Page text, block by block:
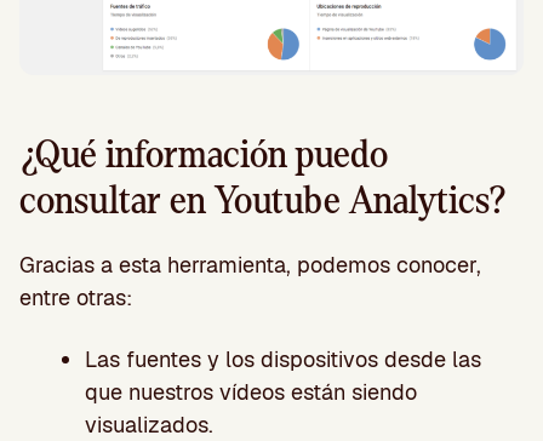
¿Qué información puedo
consultar en Youtube Analytics?
Gracias a esta herramienta, podemos conocer,
entre otras:
Las fuentes y los dispositivos desde las
que nuestros vídeos están siendo
visualizados.